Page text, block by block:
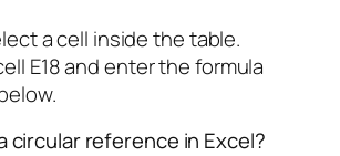
a cell inside the table.
E18 and enter the formula
circular reference in Excel?